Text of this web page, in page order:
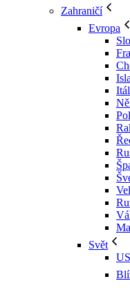
Zahraničí
Evropa
Svět